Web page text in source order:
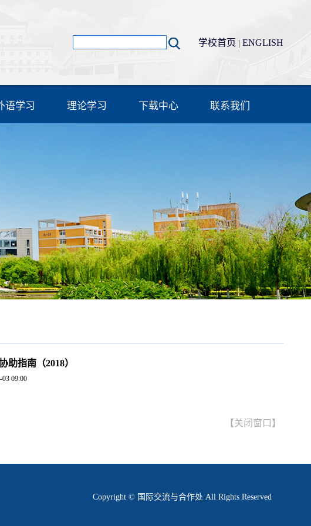
学校首页 ENGLISH
语学习 理论学习 下载中心 联系我们
助指南（2018）
03 09:00
【关闭窗口 】
Copyright © 国际交流与合作处 All Rights Reserved